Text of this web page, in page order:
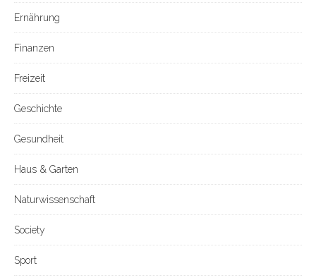
Ernährung
Finanzen
Freizeit
Geschichte
Gesundheit
Haus & Garten
Naturwissenschaft
Society
Sport